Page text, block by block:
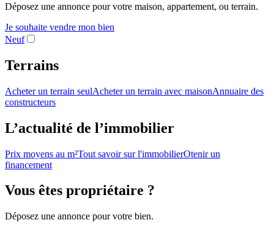
Déposez une annonce pour votre maison, appartement, ou terrain.
Je souhaite vendre mon bien
Neuf
Terrains
Acheter un terrain seulAcheter un terrain avec maisonAnnuaire des
constructeurs
L’actualité de l’immobilier
Prix moyens au m²Tout savoir sur l'immobilierOtenir un
financement
Vous êtes propriétaire ?
Déposez une annonce pour votre bien.